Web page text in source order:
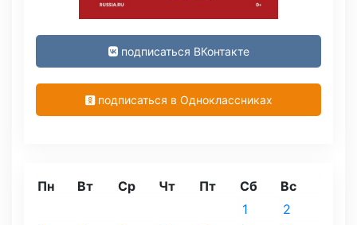
подписаться ВКонтакте
подписаться в Одноклассниках
Пн Вт Ср Чт Пт Сб Вс
1
2